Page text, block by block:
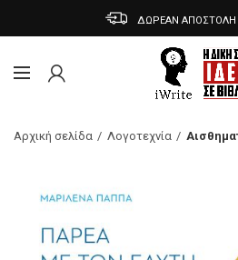
ΔΩΡΕΑΝ ΑΠΟΣΤΟΛΗ
Αρχική σελίδα Λογοτεχνία